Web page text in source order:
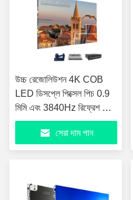
উচ্চ রেজোলিউশন 4K COB
LED ডিসপ্লে পিক্সেল পিচ 0.9
মিমি এবং 3840Hz রিফ্রেশ রেট
সহ ইনডোর ব্যবহারের জন্য
সেরা দাম পান